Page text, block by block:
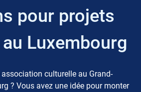
pour projets
Luxembourg
culturelle au Grand-
? Vous avez une idée pour monter